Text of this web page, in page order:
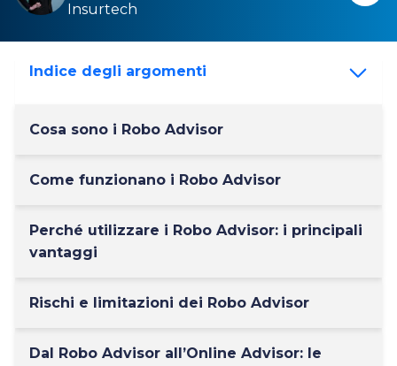
Insurtech
Indice degli argomenti
Cosa sono i Robo Advisor
Come funzionano i Robo Advisor
Perché utilizzare i Robo Advisor: i principali
vantaggi
Rischi e limitazioni dei Robo Advisor
Dal Robo Advisor all’Online Advisor: le